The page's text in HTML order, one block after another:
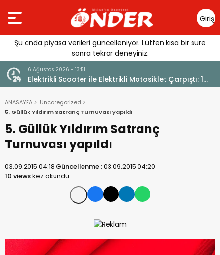
Giriş
Yap
Şu anda piyasa verileri güncelleniyor. Lütfen kısa bir süre
sonra tekrar deneyiniz.
6 Ağustos 2026 - 13:51
Elektrikli Scooter ile Elektrikli Motosiklet Çarpıştı: 1
Yaralı
ANASAYFA
Uncategorized
5. Güllük Yıldırım Satranç Turnuvası yapıldı
5. Güllük Yıldırım Satranç
Turnuvası yapıldı
03.09.2015 04:18 Güncellenme :03.09.2015 04:20
10 viewskez okundu